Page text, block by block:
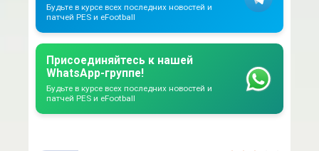
Будьте в курсе всех последних новостей и
патчей PES и eFootball
Присоединяйтесь к нашей
WhatsApp-группе!
Будьте в курсе всех последних новостей и
патчей PES и eFootball